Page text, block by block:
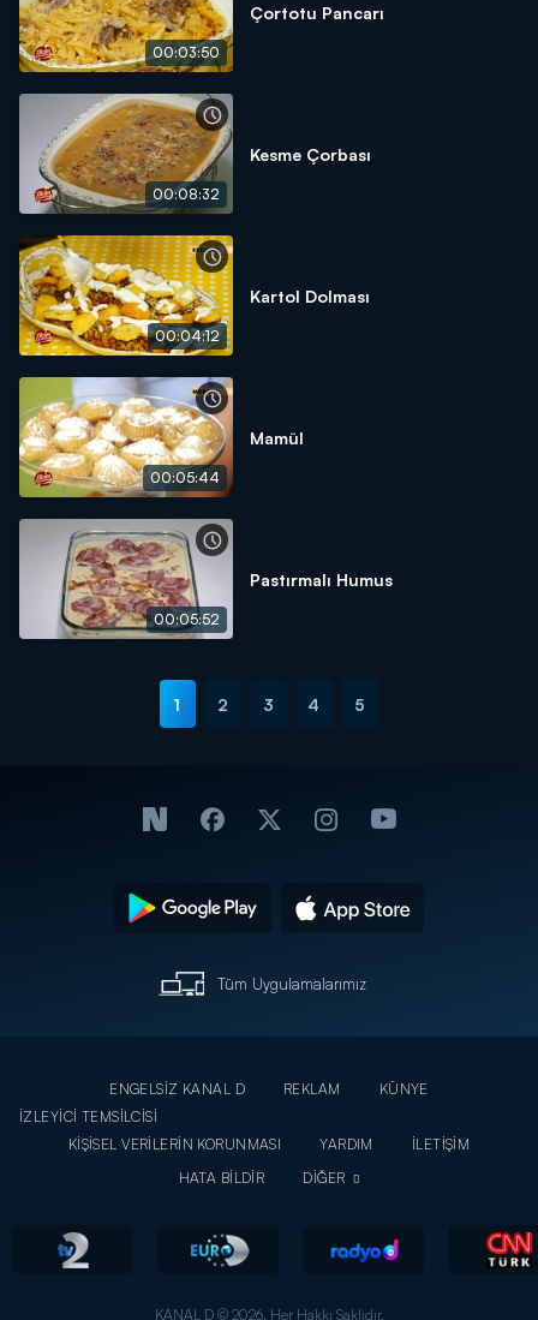
00:03:50
Çortotu Pancarı
00:08:32
Kesme Çorbası
00:04:12
Kartol Dolması
00:05:44
Mamül
00:05:52
Pastırmalı Humus
1 2 3 4 5
Tüm Uygulamalarımız
ENGELSİZ KANAL D REKLAM
KÜNYE
İZLEYİCİ TEMSİLCİSİ
KİŞİSEL VERİLERİN KORUNMASI
YARDIM
İLETİŞİM
HATA BİLDİR
DİĞER
KANAL D © 2026. Her Hakkı Saklıdır.